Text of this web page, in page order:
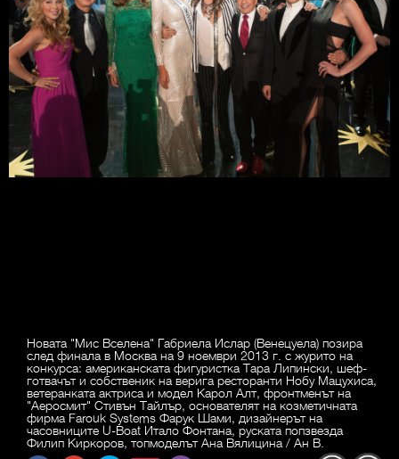
Новата "Мис Вселена" Габриела Ислар (Венецуела) позира
след финала в Москва на 9 ноември 2013 г. с журито на
конкурса: американската фигуристка Тара Липински, шеф-
готвачът и собственик на верига ресторанти Нобу Мацухиса,
ветеранката актриса и модел Карол Алт, фронтменът на
"Аеросмит" Стивън Тайлър, основателят на козметичната
фирма Farouk Systems Фарук Шами, дизайнерът на
часовниците U-Boat Итало Фонтана, руската попзвезда
Филип Киркоров, топмоделът Ана Вялицина / Ан В.